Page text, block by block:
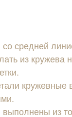
средней
из кружева
кружевные
из